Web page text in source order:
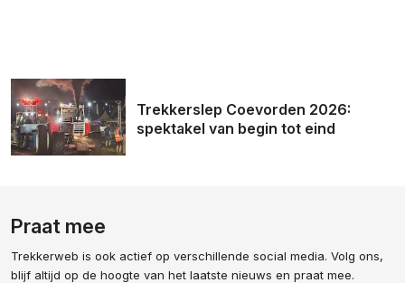
Trekkerslep Coevorden 2026:
spektakel van begin tot eind
Praat mee
Trekkerweb is ook actief op verschillende social media. Volg ons,
blijf altijd op de hoogte van het laatste nieuws en praat mee.